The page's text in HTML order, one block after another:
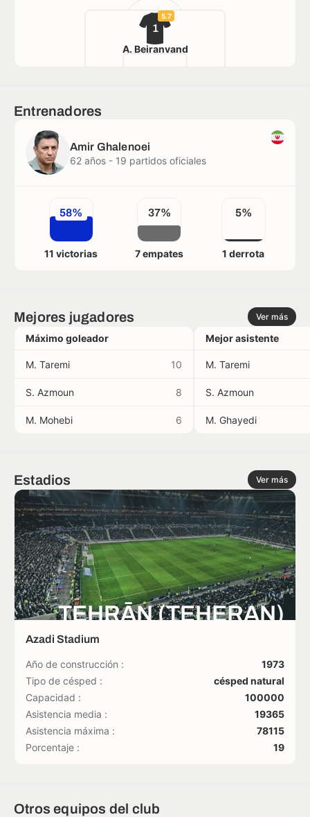
1
A. Beiranvand
5.7
Entrenadores
Amir Ghalenoei
62 años - 19 partidos oficiales
58%
11 victorias
37%
7 empates
5%
1 derrota
Mejores jugadores Ver más
Máximo goleador
M. Taremi 10
S. Azmoun 8
M. Mohebi 6
Mejor asistente
M. Taremi
S. Azmoun
M. Ghayedi
Estadios Ver más
TEHRĀN (TEHERAN)
Azadi Stadium
Año de construcción :
1973
Tipo de césped :
césped natural
Capacidad :
100000
Asistencia media :
19365
Asistencia máxima :
78115
Porcentaje :
19
Otros equipos del club